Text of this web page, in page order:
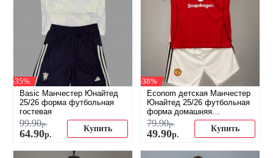
-35%
Basic Манчестер Юнайтед
25/26 форма футбольная
гостевая
99.90р.
64.90р.
Купить
-38%
Econom детская Манчестер
Юнайтед 25/26 футбольная
форма домашняя
(распродажа)
79.90р.
49.90р.
Купить